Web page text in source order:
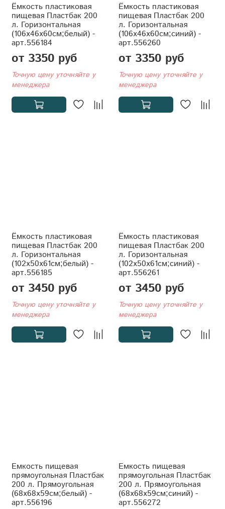
Ёмкость пластиковая
пищевая Пластбак 200
л. Горизонтальная
(106x46x60см;белый) -
арт.556184
от 3350 руб
Точную цену уточняйте у
менеджера
Ёмкость пластиковая
пищевая Пластбак 200
л. Горизонтальная
(106x46x60см;синий) -
арт.556260
от 3350 руб
Точную цену уточняйте у
менеджера
Ёмкость пластиковая
пищевая Пластбак 200
л. Горизонтальная
(102x50x61см;белый) -
арт.556185
от 3450 руб
Точную цену уточняйте у
менеджера
Ёмкость пластиковая
пищевая Пластбак 200
л. Горизонтальная
(102x50x61см;синий) -
арт.556261
от 3450 руб
Точную цену уточняйте у
менеджера
Емкость пищевая
прямоугольная Пластбак
200 л. Прямоугольная
(68x68x59см;белый) -
арт.556196
Емкость пищевая
прямоугольная Пластбак
200 л. Прямоугольная
(68x68x59см;синий) -
арт.556272